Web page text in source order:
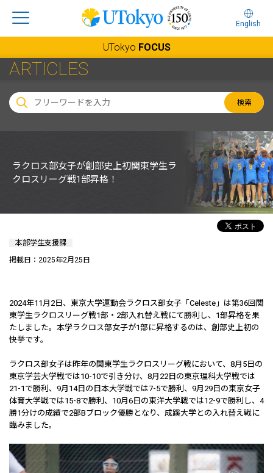
English
UTokyo FOCUS
ARTICLES
検索
ラクロス部女子が創部史上初関東学生ラ
クロスリーグ戦1部昇格！
本部学生支援課
掲載日：2025年2月25日
2024年11月2日、東京大学運動会ラクロス部女子「Celeste」は第36回関
東学生ラクロスリーグ戦1部・2部入れ替え戦にて勝利し、1部昇格を果
たしました。本学ラクロス部女子が1部に昇格するのは、創部史上初の
快挙です。
ラクロス部女子は昨年の関東学生ラクロスリーグ戦において、8月5日の
東京学芸大学戦では10-10で引き分け、8月22日の東京理科大学戦では
21-1で勝利、9月14日の日本大学戦では7-5で勝利、9月29日の東京女子
体育大学戦では15-8で勝利、10月6日の東洋大学戦では12-9で勝利し、4
勝1分けの成績で2部Bブロック優勝となり、成蹊大学との入れ替え戦に
臨みました。